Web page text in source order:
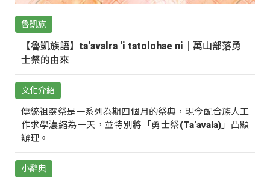
魯凱族
【魯凱族語】ta‘avalra ‘i tatolohae ni｜萬山部落勇
士祭的由來
文化介紹
傳統祖靈祭是一系列為期四個月的祭典，現今配合族人工
作求學濃縮為一天，並特別將「勇士祭(Ta‘avala)」凸顯
辦理。
小辭典